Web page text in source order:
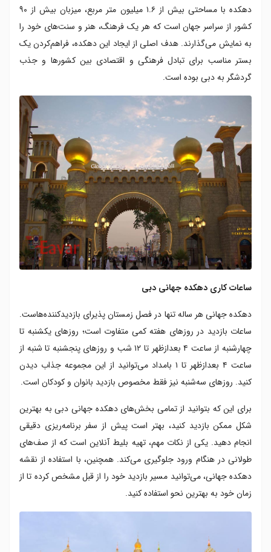
دهکده با مساحتی بیش از ۱.۶ میلیون متر مربع، میزبان بیش از ۹۰
کشور از سراسر جهان است که هر یک فرهنگ، هنر و سنت‌های خود را
به نمایش می‌گذارند. هدف اصلی از ایجاد این دهکده، فراهم‌کردن یک
بستر مناسب برای تبادل فرهنگی و اقتصادی بین کشورها و جذب
گردشگر به دبی بوده است.
ساعات کاری دهکده جهانی دبی
دهکده جهانی هر ساله تنها در فصل زمستان پذیرای بازدیدکننده‌هاست.
ساعات بازدید در روزهای هفته کمی متفاوت است؛ روزهای یکشنبه تا
چهارشنبه از ساعت ۴ بعدازظهر تا ۱۲ شب و روزهای پنجشنبه تا شنبه از
ساعت ۴ بعدازظهر تا ۱ بامداد می‌توانید از این مجموعه جذاب دیدن
کنید. روزهای سه‌شنبه نیز فقط مخصوص بازدید بانوان و کودکان است.
برای این که بتوانید از تمامی بخش‌های دهکده جهانی دبی به بهترین
شکل ممکن بازدید کنید، بهتر است پیش از سفر برنامه‌ریزی دقیقی
انجام دهید. یکی از نکات مهم، تهیه بلیط آنلاین است که از صف‌های
طولانی در هنگام ورود جلوگیری می‌کند. همچنین، با استفاده از نقشه
دهکده جهانی، می‌توانید مسیر بازدید خود را از قبل مشخص کرده تا از
زمان خود به بهترین نحو استفاده کنید.